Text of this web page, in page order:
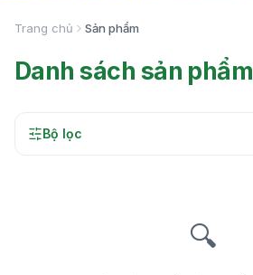
Đối tác
Kiến thức
Tin tức
Trang chủ Sản phẩm
Danh sách sản phẩm
Bộ lọc
🔍